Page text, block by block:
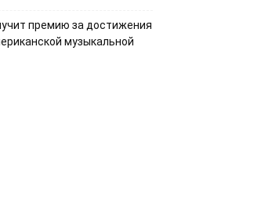
премию за достижения
музыкальной